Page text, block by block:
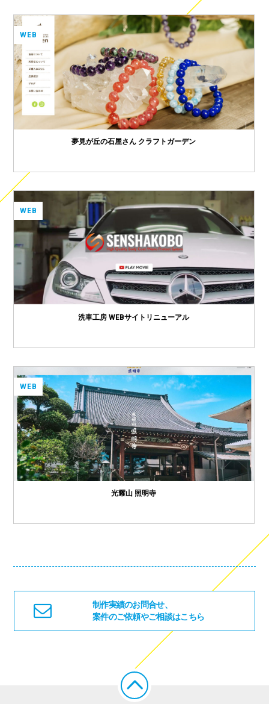
夢見が丘の石屋さん クラフトガーデン
WEB
洗車工房 WEBサイトリニューアル
WEB
光耀山 照明寺
WEB
制作実績のお問合せ、
案件のご依頼やご相談はこちら